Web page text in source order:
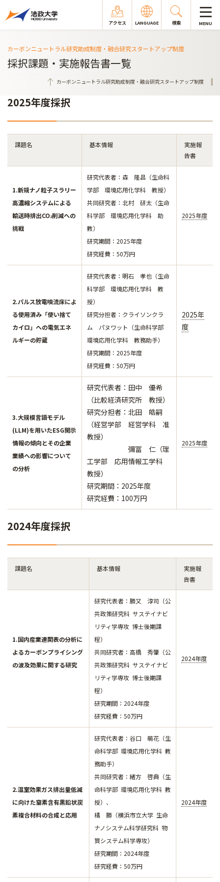
アクセス LANGUAGE 検索 MENU
カーボンニュートラル研究助成制度・融合研究スタートアップ制度
採択課題・実施報告書一覧
カーボンニュートラル研究助成制度・融合研究スタートアップ制度
2025年度採択
課題名 基本情報
実施報
告書
1.新規ナノ粒子スラリー
高濃縮システムによる
輸送時排出CO2削減への
挑戦
研究代表者：森 隆昌（生命科
学部 環境応用化学科 教授）
共同研究者：北村 研太（生命
科学部 環境応用化学科 助
教）
研究期間：2025年度
研究経費：50万円
2025年度
2.パルス放電噴流床によ
る使用済み「使い捨て
カイロ」への電気エネ
ルギーの貯蔵
研究代表者：明石 孝也（生命
科学部 環境応用化学科 教
授）
​​​​​​研究分担者：クライソンクラ
ム パヌワット（生命科学部
環境応用化学科 教務助手）
研究期間：2025年度
研究経費：50万円
2025年
度
3.大規模言語モデル
(LLM)を用いたESG開示
情報の傾向とその企業
業績への影響について
の分析
研究代表者：田中 優希
（比較経済研究所 教授）
​​​​​研究分担者：北田 皓嗣
（経営学部 経営学科 准
教授）
彌冨 仁（理
工学部 応用情報工学科
教授）
研究期間：2025年度
研究経費：100万円
2025年度
2024年度採択
課題名 基本情報
実施報
告書
1.国内産業連関表の分析に
よるカーボンプライシング
の波及効果に関する研究
研究代表者：勝又 淳司（公
共政策研究科 サステイナビ
リティ学専攻 博士後期課
程）
共同研究者：高橋 秀肇（公
共政策研究科 サステイナビ
リティ学専攻 博士後期課
程）
研究期間：2024年度
研究経費：50万円
2024年度
2.温室効果ガス排出量低減
に向けた窒素含有黒鉛状炭
素複合材料の合成と応用
研究代表者：谷口 萌花（生
命科学部 環境応用化学科 教
務助手）
​​​​​​共同研究者：緒方 啓典（生
命科学部 環境応用化学科 教
授）、
橘 勝（横浜市立大学 生命
ナノシステム科学研究科 物
質システム科学専攻）
研究期間：2024年度
研究経費：50万円
2024年度